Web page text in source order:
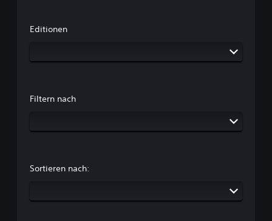
Editionen
Filtern nach
Sortieren nach: